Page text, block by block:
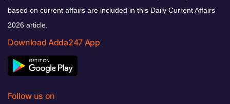
based on current affairs are included in this Daily Current Affairs
2026 article.
Download Adda247 App
Follow us on